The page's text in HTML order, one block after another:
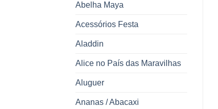
Abelha Maya
Acessórios Festa
Aladdin
Alice no País das Maravilhas
Aluguer
Ananas / Abacaxi